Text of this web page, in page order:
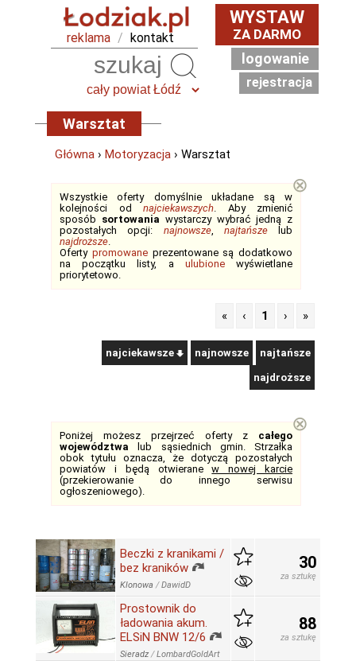
reklama / kontakt
WYSTAW
ZA DARMO
logowanie
rejestracja
Warsztat
Główna › Motoryzacja › Warsztat
Wszystkie oferty domyślnie układane są w
kolejności od najciekawszych. Aby zmienić
sposób sortowania wystarczy wybrać jedną z
pozostałych opcji: najnowsze, najtańszelub
najdroższe.
Oferty promowaneprezentowane są dodatkowo
na początku listy, a ulubionewyświetlane
priorytetowo.
⊗
« ‹ 1 › »
najciekawsze najnowsze najtańsze
najdroższe
Poniżej możesz przejrzeć oferty z całego
województwa lub sąsiednich gmin. Strzałka
obok tytułu oznacza, że dotyczą pozostałych
powiatów i będą otwieranew nowej karcie
(przekierowanie do innego serwisu
ogłoszeniowego).
⊗
Beczki z kranikami /
bez kraników
Klonowa /DawidD
30
za sztukę
Prostownik do
ładowania akum.
ELSiN BNW 12/6
Sieradz /LombardGoldArt
88
za sztukę